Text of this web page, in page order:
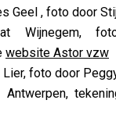
Geel , foto door
Wijnegem,
website Astor vzw
Lier, foto door
Antwerpen,